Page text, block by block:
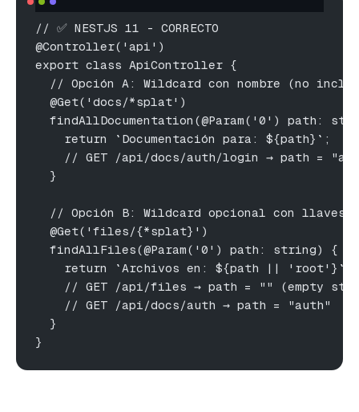
// ✅ NESTJS 11 - CORRECTO
@Controller('api')
export class ApiController {
// Opción A: Wildcard con nombre (no
  @Get('docs/*splat')
findAllDocumentation(@Param('0') path:
    return `Documentación para: ${path}`;
// GET /api/docs/auth/login → path =
  }
// Opción B: Wildcard opcional con llaves
  @Get('files/{*splat}')
  findAllFiles(@Param('0') path: string) {
    return `Archivos en: ${path || 'root'}`;
// GET /api/files → path = "" (empty
    // GET /api/docs/auth → path = "auth"
  }
}